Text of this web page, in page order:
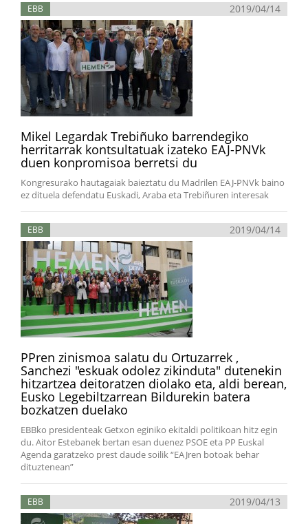
EBB 2019/04/14
Mikel Legardak Trebiñuko barrendegiko
herritarrak kontsultatuak izateko EAJ-PNVk
duen konpromisoa berretsi du
Kongresurako hautagaiak baieztatu du Madrilen EAJ-PNVk baino
ez dituela defendatu Euskadi, Araba eta Trebiñuren interesak
EBB 2019/04/14
PPren zinismoa salatu du Ortuzarrek ,
Sanchezi "eskuak odolez zikinduta" dutenekin
hitzartzea deitoratzen diolako eta, aldi berean,
Eusko Legebiltzarrean Bildurekin batera
bozkatzen duelako
EBBko presidenteak Getxon eginiko ekitaldi politikoan hitz egin
du. Aitor Estebanek bertan esan duenez PSOE eta PP Euskal
Agenda garatzeko prest daude soilik “EAJren botoak behar
dituztenean”
EBB 2019/04/13